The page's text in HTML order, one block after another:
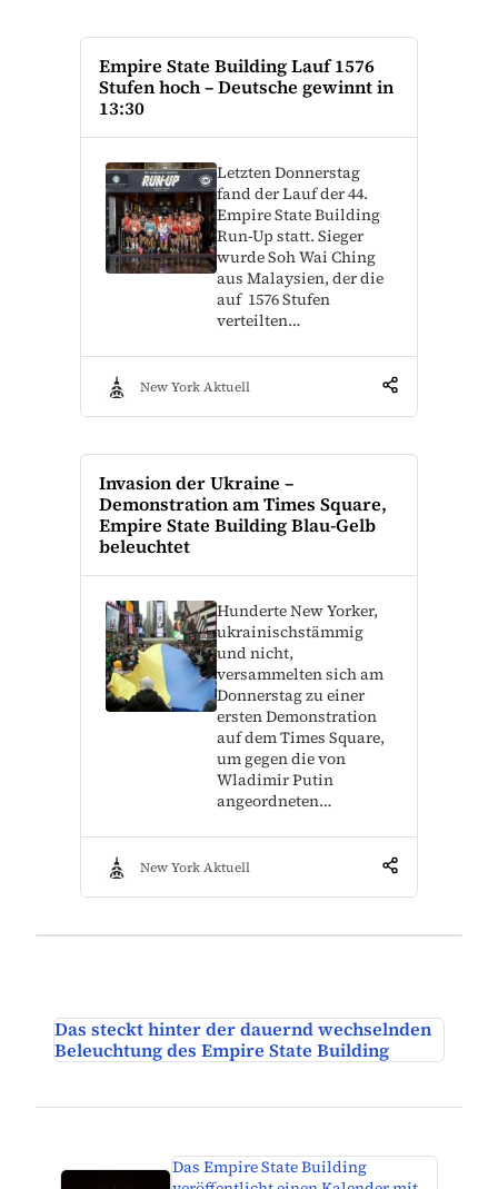
Empire State Building Lauf 1576
Stufen hoch – Deutsche gewinnt in
13:30
Letzten Donnerstag
fand der Lauf der 44.
Empire State Building
Run-Up statt. Sieger
wurde Soh Wai Ching
aus Malaysien, der die
auf 1576 Stufen
verteilten…
New York Aktuell
Invasion der Ukraine –
Demonstration am Times Square,
Empire State Building Blau-Gelb
beleuchtet
Hunderte New Yorker,
ukrainischstämmig
und nicht,
versammelten sich am
Donnerstag zu einer
ersten Demonstration
auf dem Times Square,
um gegen die von
Wladimir Putin
angeordneten…
New York Aktuell
Das steckt hinter der dauernd wechselnden
Beleuchtung des Empire State Building
Das Empire State Building